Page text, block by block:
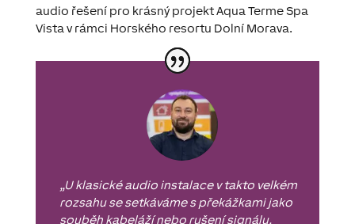
audio řešení pro krásný projekt Aqua Terme Spa
Vista v rámci Horského resortu Dolní Morava.
„U klasické audio instalace v takto velkém
rozsahu se setkáváme s překážkami jako
souběh kabeláží nebo rušení signálu.